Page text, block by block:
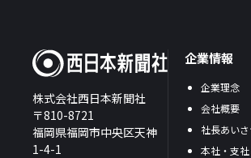
株式会社西日本新聞社
〒810-8721
福岡県福岡市中央区天神
1-4-1
企業情報
企業理念
会社概要
社長あい
本社・支社